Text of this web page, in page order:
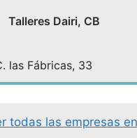
Talleres Dairi, CB
las Fábricas, 33
todas las empresas